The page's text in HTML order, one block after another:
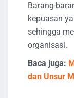
Barang-
kepuasan
sehingga
organisasi.
Baca juga:
dan Unsur